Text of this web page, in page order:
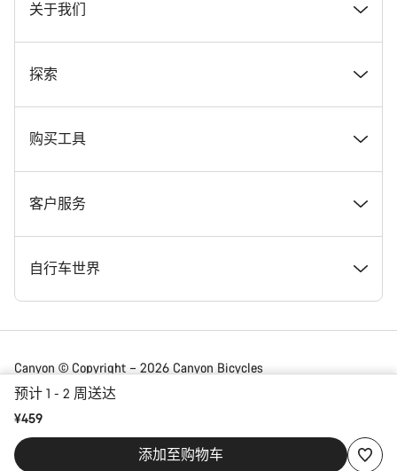
预计 1 - 2 周送达
¥459
添加至购物车
关于我们
奖项
在 Canyon 工作
Canyon 新闻发布室
条款和条件
法律披露
数据保护声明
探索
新闻和故事
提示和建议
Canyon Home Koblenz
会员礼遇
Canyon App
购买工具
找到您梦寐以求的 Canyon 自行车
现货自行车
找到您的 Canyon 尺寸
自行车对比
客户服务
支持中心
服务网点
送货
自行车世界
公路车
砾石车
Canyon © Copyright – 2026 Canyon Bicycles
GmbH – 保留所有权利
China | 简体中文